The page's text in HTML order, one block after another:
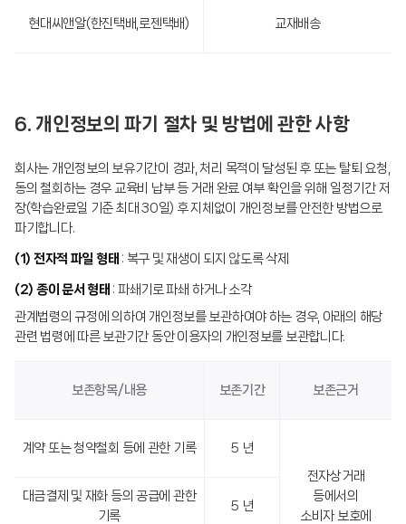
현대씨앤알(한진택배,로젠택배) 교재배송
6. 개인정보의 파기 절차 및 방법에 관한 사항
회사는 개인정보의 보유기간이 경과, 처리 목적이 달성된 후 또는 탈퇴 요청,
동의 철회하는 경우 교육비 납부 등 거래 완료 여부 확인을 위해 일정기간 저
장(학습완료일 기준 최대 30일) 후 지체없이 개인정보를 안전한 방법으로
파기합니다.
(1) 전자적 파일 형태 : 복구 및 재생이 되지 않도록 삭제
(2) 종이 문서 형태 : 파쇄기로 파쇄 하거나 소각
관계법령의 규정에 의하여 개인정보를 보관하여야 하는 경우, 아래의 해당
관련 법령에 따른 보관기간 동안 이용자의 개인정보를 보관합니다.
보존항목/내용 보존기간 보존근거
계약 또는 청약철회 등에 관한 기록
5 년
전자상거래
등에서의
소비자 보호에
대금결제 및 재화 등의 공급에 관한
기록
5 년